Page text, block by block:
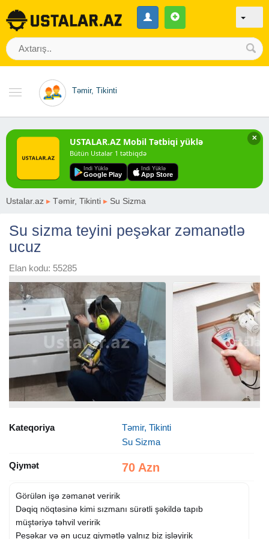
Təmir, Tikinti
✕
USTALAR.AZ Mobil Tətbiqi yüklə
Bütün Ustalar 1 tətbiqdə
Indi Yüklə
Google Play
Indi Yüklə
App Store
Ustalar.az ▸ Təmir, Tikinti ▸ Su Sizma
Su sizma teyini peşəkar zəmanətlə
ucuz
Elan kodu: 55285
Kateqoriya
Təmir, Tikinti
Su Sizma
Qiymət 70 Azn
Görülən işə zəmanət veririk
Dəqiq nöqtəsinə kimi sızmanı sürətli şəkildə tapıb
müştəriyə təhvil veririk
Peşəkar və ən ucuz qiymətlə yalnız biz işləyirik